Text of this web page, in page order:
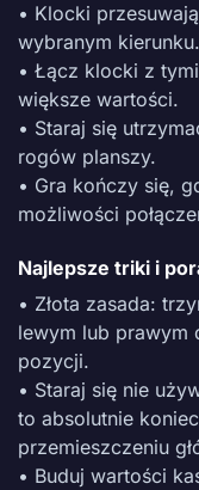
• Klocki
wybranym kierunku.
• Łącz klocki z
większe wartości.
• Staraj się
rogów planszy.
• Gra kończy się,
możliwości
Najlepsze triki i
• Złota zasada:
lewym lub prawym
pozycji.
• Staraj się nie
to absolutnie
przemieszczeniu
• Buduj wartości